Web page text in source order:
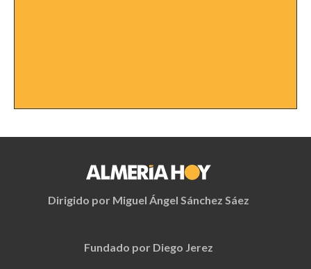
Dirigido por Miguel Ángel Sánchez Sáez
Fundado por Diego Jerez